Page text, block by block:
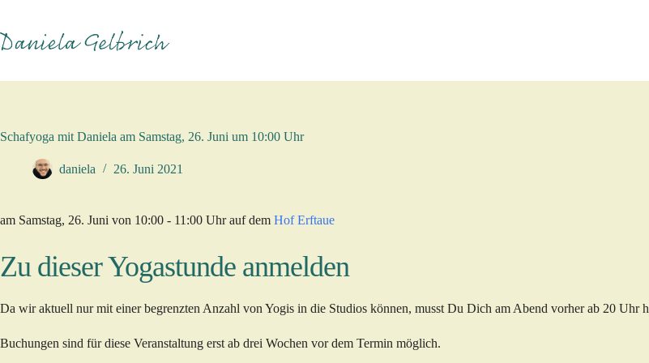
springen
Schafyoga mit Daniela am Samstag, 26. Juni um 10:00 Uhr
daniela 26. Juni 2021
am Samstag, 26. Juni von 10:00 - 11:00 Uhr auf dem Hof Erftaue
Zu dieser Yogastunde anmelden
Da wir aktuell nur mit einer begrenzten Anzahl von Yogis in die Studios können, musst Du Dich am Abend vorher ab 20 Uhr
Buchungen sind für diese Veranstaltung erst ab drei Wochen vor dem Termin möglich.